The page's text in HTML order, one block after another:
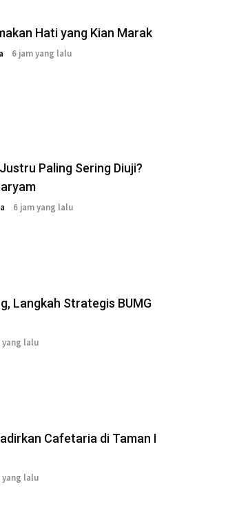
Hati yang Kian Marak
6 jam yang lalu
Paling Sering Diuji?
6 jam yang lalu
Langkah Strategis BUMG
yang lalu
Cafetaria di Taman I
yang lalu